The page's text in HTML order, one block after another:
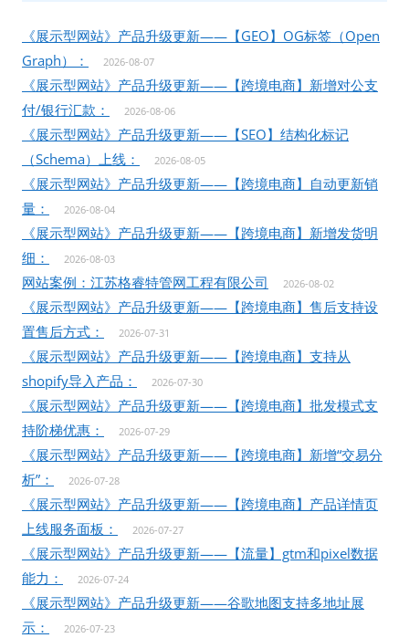
《展示型网站》产品升级更新——【GEO】OG标签（Open
Graph）：
2026-08-07
《展示型网站》产品升级更新——【跨境电商】新增对公支
付/银行汇款：
2026-08-06
《展示型网站》产品升级更新——【SEO】结构化标记
（Schema）上线：
2026-08-05
《展示型网站》产品升级更新——【跨境电商】自动更新销
量：
2026-08-04
《展示型网站》产品升级更新——【跨境电商】新增发货明
细：
2026-08-03
网站案例：江苏格睿特管网工程有限公司 2026-08-02
《展示型网站》产品升级更新——【跨境电商】售后支持设
置售后方式：
2026-07-31
《展示型网站》产品升级更新——【跨境电商】支持从
shopify导入产品：
2026-07-30
《展示型网站》产品升级更新——【跨境电商】批发模式支
持阶梯优惠：
2026-07-29
《展示型网站》产品升级更新——【跨境电商】新增“交易分
析”：
2026-07-28
《展示型网站》产品升级更新——【跨境电商】产品详情页
上线服务面板：
2026-07-27
《展示型网站》产品升级更新——【流量】gtm和pixel数据
能力：
2026-07-24
《展示型网站》产品升级更新——谷歌地图支持多地址展
示：
2026-07-23